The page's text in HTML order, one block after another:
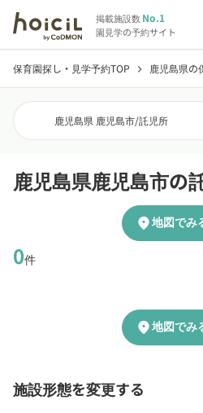
掲載施設数No.1
園見学の予約サイト
保育園探し・見学予約TOP chevron_right 鹿児島県の
鹿児島県 鹿児島市/託児所
鹿児島県鹿児島市の
0件
location_on地図でみ
location_on地図でみ
施設形態を変更する